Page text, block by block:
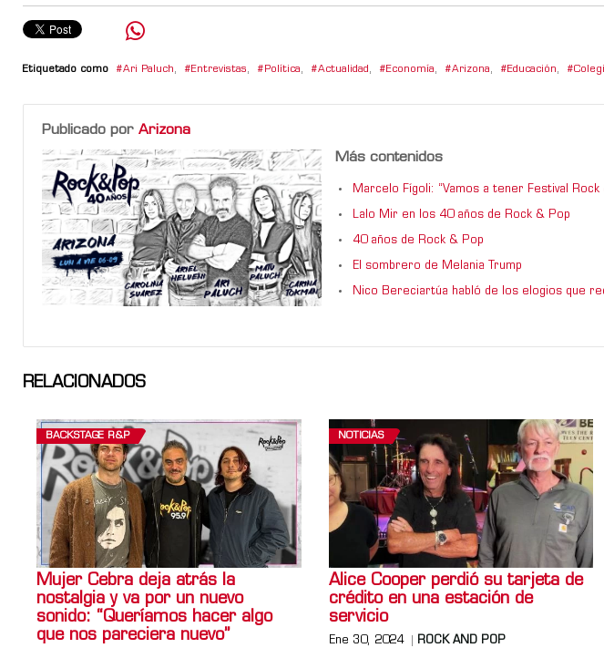
Etiquetado como Ari Paluch, Entrevistas, Política, Actualidad , Economía, Arizona, Educación,
Publicado por Arizona
Más contenidos
Marcelo Fígoli: “Vamos a tener Festival Rock
Lalo Mir en los 40 años de Rock & Pop
40 años de Rock & Pop
El sombrero de Melania Trump
Nico Bereciartúa habló de los elogios que
RELACIONADOS
BACKSTAGE R&P
Mujer Cebra deja atrás la
nostalgia y va por un nuevo
sonido: “Queríamos hacer algo
que nos pareciera nuevo”
NOTICIAS
Alice Cooper perdió su tarjeta de
crédito en una estación de
servicio
Ene 30, 2024 ROCK AND POP